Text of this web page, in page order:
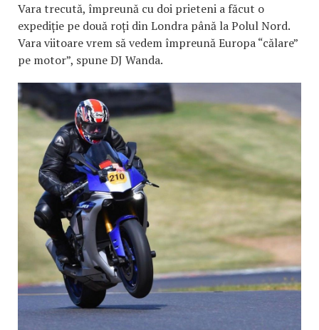
Vara trecută, împreună cu doi prieteni a făcut o
expediție pe două roți din Londra până la Polul Nord.
Vara viitoare vrem să vedem împreună Europa “călare”
pe motor”, spune DJ Wanda.